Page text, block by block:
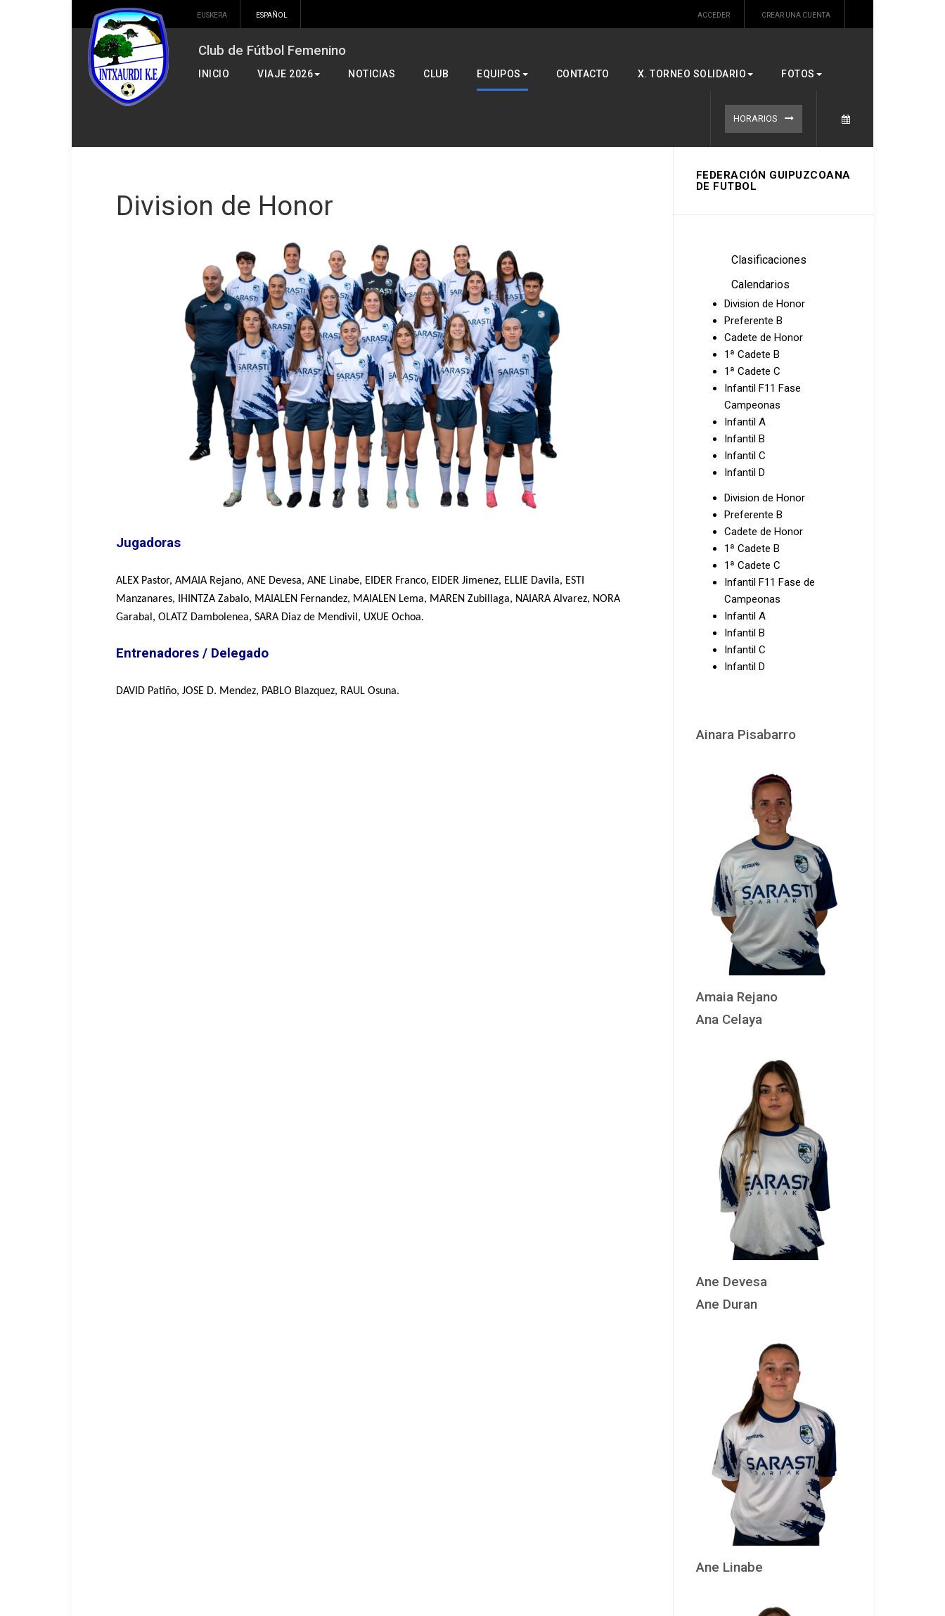
EUSKERA ESPAÑOL
Club de Fútbol Femenino
ACCEDER CREAR UNA CUENTA
INICIO VIAJE 2026 NOTICIAS CLUB EQUIPOS CONTACTO X. TORNEO SOLIDARIO FOTOS
HORARIOS
Division de Honor
Jugadoras
ALEX Pastor, AMA IA Rejano, ANE Devesa, ANE Linabe, EIDER Franco, EIDER Jimenez, ELLIE Davila, ESTI
Manzanares, IHINTZA Zabalo, MAIALEN Fernandez, MAIALEN Lema, MAREN Zubillaga, NAIARA Alvarez, NORA
Garabal, OLATZ Dambolenea, SARA Diaz de Mendivil, UXUE Ochoa.
Entrenadores / Delegado
DAVID Patiño, JOSE D. Mendez, PABLO Blazquez, RAUL Osuna.
FEDERACIÓN GUIPUZCOANA
DE FUTBOL
Clasificaciones
Calendarios
Division de Honor
Preferente B
Cadete de Honor
1ª Cadete B
1ª Cadete C
Infantil F11 Fase
Campeonas
Infantil A
Infantil B
Infantil C
Infantil D
Division de Honor
Preferente B
Cadete de Honor
1ª Cadete B
1ª Cadete C
Infantil F11 Fase de
Campeonas
Infantil A
Infantil B
Infantil C
Infantil D
Ainara Pisabarro
Amaia Rejano
Ana Celaya
Ane Devesa
Ane Duran
Ane Linabe